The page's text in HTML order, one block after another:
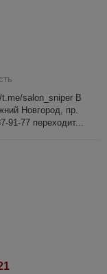
salon_sniper В
Новгород, пр.
91-77 переходит...